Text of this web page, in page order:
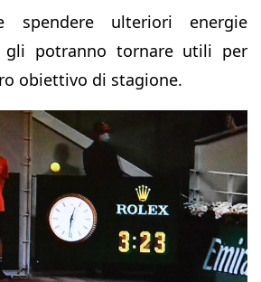
spendere ulteriori energie
gli potranno tornare utili per
obiettivo di stagione.